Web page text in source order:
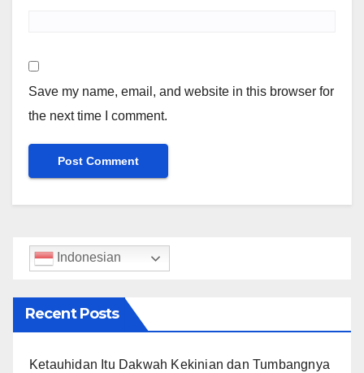
Save my name, email, and website in this browser for
the next time I comment.
Indonesian
Recent Posts
Ketauhidan Itu Dakwah Kekinian dan Tumbangnya